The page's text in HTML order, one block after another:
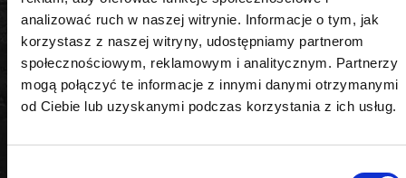
analizować ruch w naszej witrynie. Informacje o tym, jak
korzystasz z naszej witryny, udostępniamy partnerom
społecznościowym, reklamowym i analitycznym. Partnerzy
mogą połączyć te informacje z innymi danymi otrzymanymi
od Ciebie lub uzyskanymi podczas korzystania z ich usług.
Kształt
6-kątny